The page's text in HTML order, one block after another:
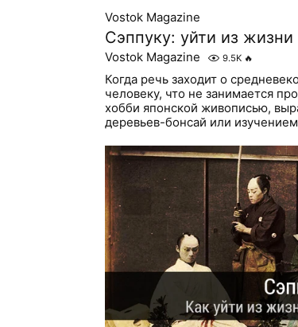
Vostok Magazine
Сэппуку: уйти из
Vostok Magazine 9.5K 🔥
Когда речь заходит о
человеку, что не занимается
хобби японской живописью,
деревьев-бонсай или